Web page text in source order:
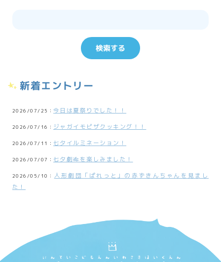
新着エントリー
2026/07/25：今日は夏祭りでした！！
2026/07/16： ジャガイモピザクッキング！！
2026/07/11：七夕イルミネーション！
2026/07/07：七夕劇🎋を楽しみました！
2026/05/10： 人形劇団「ぱれっと」の赤ずきんちゃんを見まし
た！